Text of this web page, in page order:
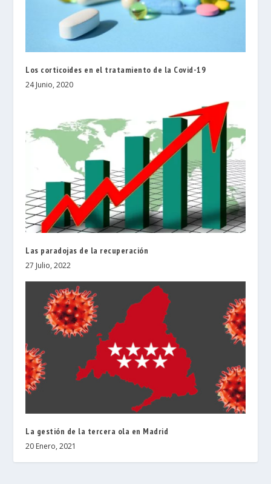
Los corticoides en el tratamiento de la Covid-19
24 Junio, 2020
Las paradojas de la recuperación
27 Julio, 2022
La gestión de la tercera ola en Madrid
20 Enero, 2021